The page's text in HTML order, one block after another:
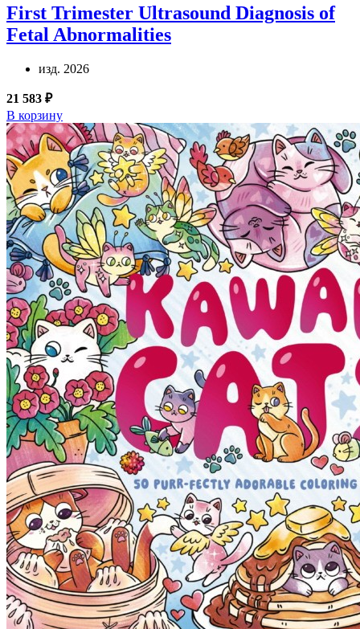
First Trimester Ultrasound Diagnosis of
Fetal Abnormalities
изд. 2026
21 583 ₽
В корзину